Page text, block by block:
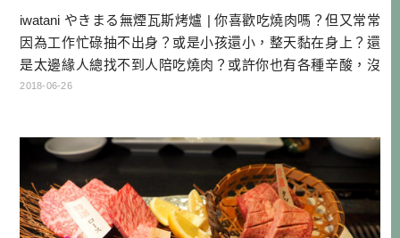
iwatani やきまる無煙瓦斯烤爐 | 你喜歡吃燒肉嗎？但又常常
因為工作忙碌抽不出身？或是小孩還小，整天黏在身上？還
是太邊緣人總找不到人陪吃燒肉？或許你也有各種辛酸，沒
有辦法到燒肉店大快朵頤，現在你可以不用煩惱了！因為日
器也不怕哦！ 點這快速購買: 瓦斯烤爐 | 追加烤盤 | […]…
2018-06-26